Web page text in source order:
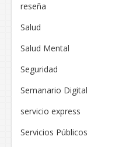
reseña
Salud
Salud Mental
Seguridad
Semanario Digital
servicio express
Servicios Públicos